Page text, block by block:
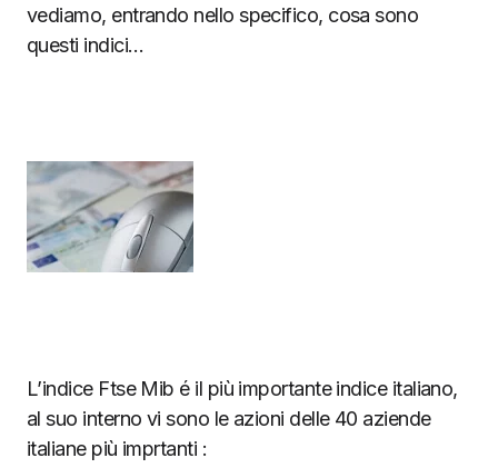
vediamo, entrando nello specifico, cosa sono
questi indici…
L’indice Ftse Mib é il più importante indice italiano,
al suo interno vi sono le azioni delle 40 aziende
italiane più imprtanti :